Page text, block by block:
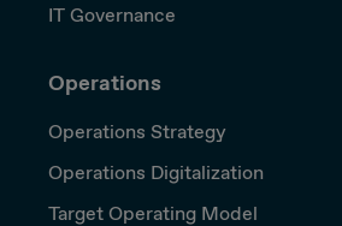
IT Governance
Operations
Operations Strategy
Operations Digitalization
Target Operating Model